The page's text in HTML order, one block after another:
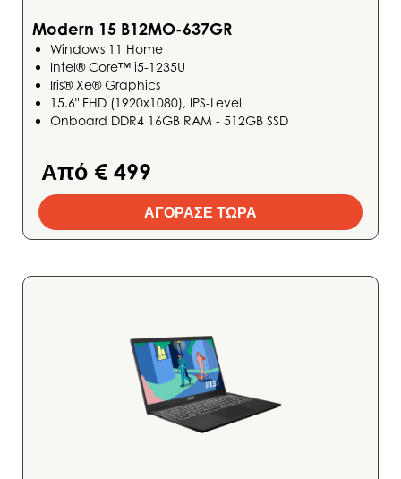
Modern 15 B12MO-637GR
Windows 11 Home
Intel® Core™ i5-1235U
Iris® Xe® Graphics
15.6" FHD (1920x1080), IPS-Level
Onboard DDR4 16GB RAM - 512GB SSD
Από € 499
ΑΓΟΡΑΣΕ ΤΩΡΑ